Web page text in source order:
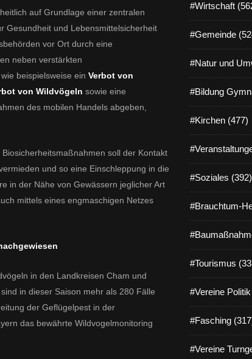
auf Grundlage einer zentralen
Gesundheit und Lebensmittelsicherheit
vor Ort durch eine
neben verstärkten
beispielsweise ein Verbot von
von Wildvögeln sowie eine
des mobilen Handels abgeben,
soll der Kontakt
und so eine Einschleppung in die
in der Nähe von Gewässern jeglicher Art
mittels eines engmaschigen Netzes
in den Landkreisen Cham und
in dieser Saison mehr als 280 Fälle
der Geflügelpest in der
das bewährte Wildvogelmonitoring
#Wirtschaft
#Gemeinde
#Natur und
#Bildung
#Kirchen (477)
#Soziales (392)
#Brauchtum-
#Tourismus
#Vereine
#Fasching
#Vereine